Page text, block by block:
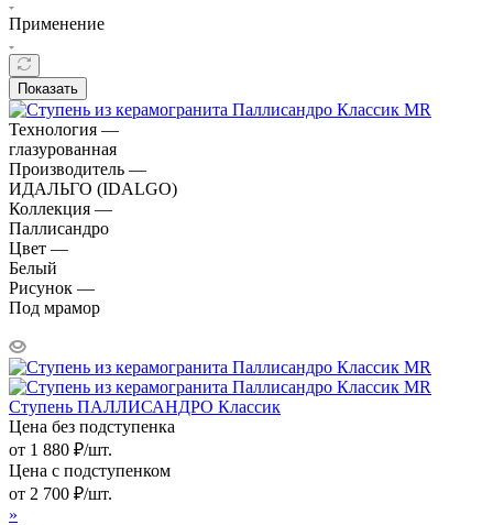
Применение
Показать
Технология —
глазурованная
Производитель —
ИДАЛЬГО (IDALGO)
Коллекция —
Паллисандро
Цвет —
Белый
Рисунок —
Под мрамор
Ступень ПАЛЛИСАНДРО Классик
Цена без подступенка
от 1 880 ₽/шт.
Цена с подступенком
от 2 700 ₽/шт.
»